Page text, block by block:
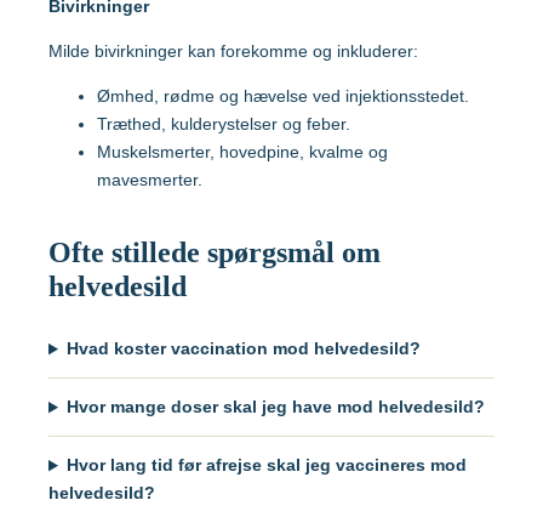
Vietnam
Søg efter destination
Søg efter destination
Bivirkninger
Milde bivirkninger kan forekomme og inkluderer:
Ømhed, rødme og hævelse ved injektionsstedet.
Træthed, kulderystelser og feber.
Muskelsmerter, hovedpine, kvalme og
mavesmerter.
Ofte stillede spørgsmål om
helvedesild
Hvad koster vaccination mod helvedesild?
Hvor mange doser skal jeg have mod helvedesild?
Hvor lang tid før afrejse skal jeg vaccineres mod
helvedesild?